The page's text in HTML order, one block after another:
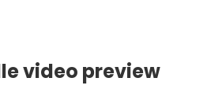
video preview